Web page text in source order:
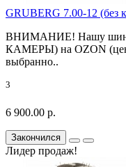
GRUBERG 7.00-12 (без
ВНИМАНИЕ! Нашу шину
КАМЕРЫ) на OZON
выбранно..
3
6 900.00 р.
Закончился
Лидер продаж!